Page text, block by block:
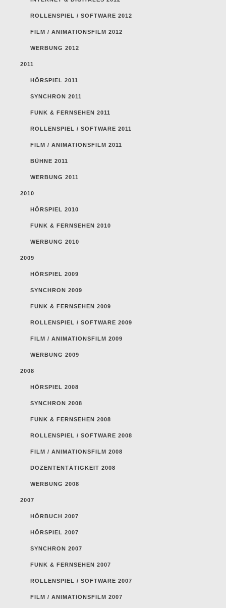
ROLLENSPIEL / SOFTWARE 2012
FILM / ANIMATIONSFILM 2012
WERBUNG 2012
2011
HÖRSPIEL 2011
SYNCHRON 2011
FUNK & FERNSEHEN 2011
ROLLENSPIEL / SOFTWARE 2011
FILM / ANIMATIONSFILM 2011
BÜHNE 2011
WERBUNG 2011
2010
HÖRSPIEL 2010
FUNK & FERNSEHEN 2010
WERBUNG 2010
2009
HÖRSPIEL 2009
SYNCHRON 2009
FUNK & FERNSEHEN 2009
ROLLENSPIEL / SOFTWARE 2009
FILM / ANIMATIONSFILM 2009
WERBUNG 2009
2008
HÖRSPIEL 2008
SYNCHRON 2008
FUNK & FERNSEHEN 2008
ROLLENSPIEL / SOFTWARE 2008
FILM / ANIMATIONSFILM 2008
DOZENTENTÄTIGKEIT 2008
WERBUNG 2008
2007
HÖRBUCH 2007
HÖRSPIEL 2007
SYNCHRON 2007
FUNK & FERNSEHEN 2007
ROLLENSPIEL / SOFTWARE 2007
FILM / ANIMATIONSFILM 2007